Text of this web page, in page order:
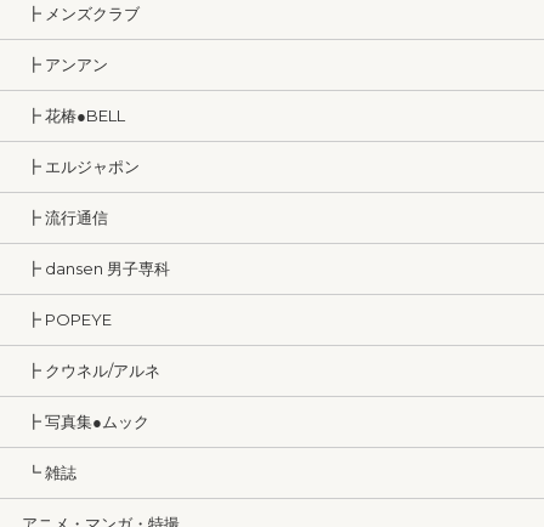
┣ メンズクラブ
┣ アンアン
┣ 花椿●BELL
┣ エルジャポン
┣ 流行通信
┣ dansen 男子専科
┣ POPEYE
┣ クウネル/アルネ
┣ 写真集●ムック
┗ 雑誌